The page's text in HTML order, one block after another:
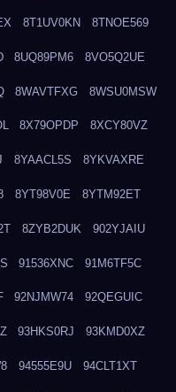
8T1UV0KN 8TNOE569
8UQ89PM6 8VO5Q2UE
8WAVTFXG 8WSU0MSW
8X79OPDP 8XCY80VZ
8YAACL5S 8YKVAXRE
8YT98V0E 8YTM92ET
8ZYB2DUK 902YJAIU
91536XNC 91M6TF5C
92NJMW74 92QEGUIC
93HKS0RJ 93KMD0XZ
94555E9U 94CLT1XT